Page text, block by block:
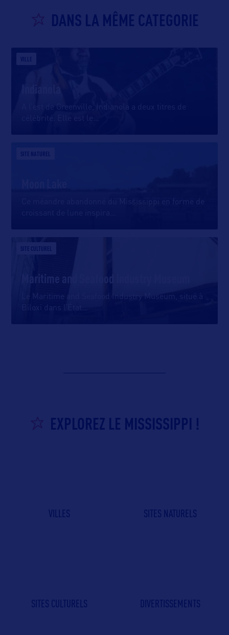
DANS LA MÊME CATEGORIE
VILLE
SITE NATUREL
SITE CULTUREL
Maritime and Seafood Industry Museum
Le Maritime and Seafood Industry Museum, situé à
Biloxi dans l’État
EXPLOREZ LE MISSISSIPPI !
VILLES SITES NATURELS
SITES CULTURELS DIVERTISSEMENTS